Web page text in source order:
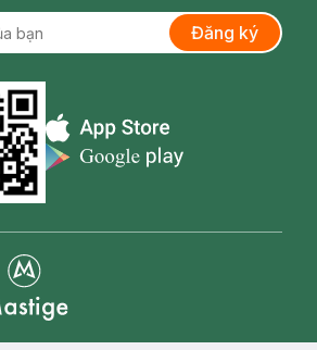
Đăng ký
Appstore icon